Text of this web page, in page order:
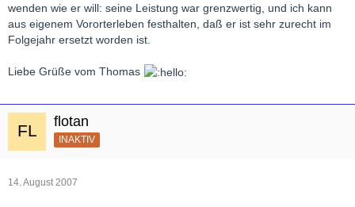
wenden wie er will: seine Leistung war grenzwertig, und ich kann
aus eigenem Vororterleben festhalten, daß er ist sehr zurecht im
Folgejahr ersetzt worden ist.
Liebe Grüße vom Thomas
flotan
INAKTIV
14. August 2007